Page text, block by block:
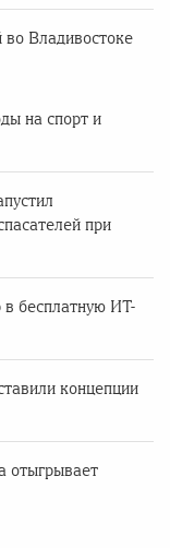
Владивостоке
на спорт и
при
в бесплатную ИТ-
концепции
отыгрывает